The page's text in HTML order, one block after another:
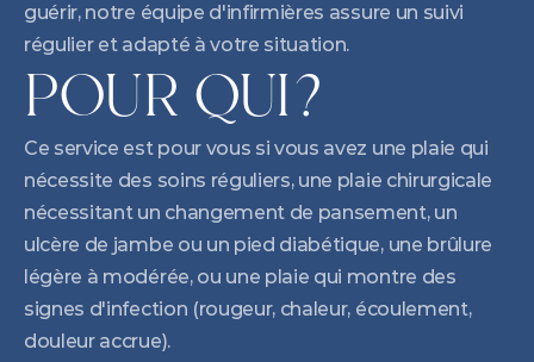
guérir, notre équipe d'infirmières assure un suivi
régulier et adapté à votre situation.
POUR QUI?
Ce service est pour vous si vous avez une plaie qui
nécessite des soins réguliers, une plaie chirurgicale
nécessitant un changement de pansement, un
ulcère de jambe ou un pied diabétique, une brûlure
légère à modérée, ou une plaie qui montre des
signes d'infection (rougeur, chaleur, écoulement,
douleur accrue).